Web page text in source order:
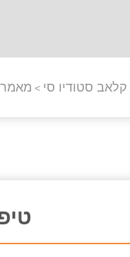
קלאב סטודיו סי >